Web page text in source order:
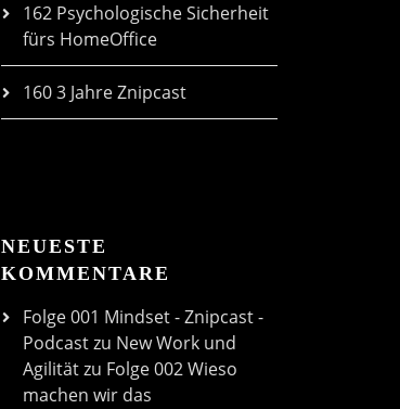
162 Psychologische Sicherheit
fürs HomeOffice
160 3 Jahre Znipcast
NEUESTE
KOMMENTARE
Folge 001 Mindset - Znipcast -
Podcast zu New Work und
Agilitätzu Folge 002 Wieso
machen wir das